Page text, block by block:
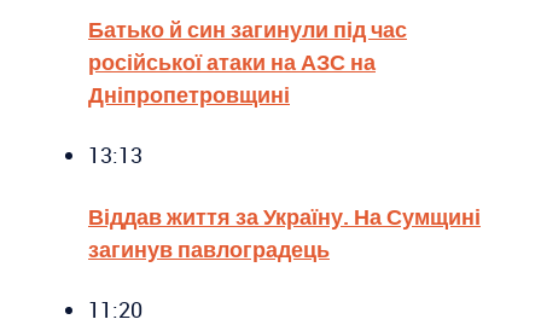
Батько й син загинули під час
російської атаки на АЗС на
Дніпропетровщині
13:13
Віддав життя за Україну. На Сумщині
загинув павлоградець
11:20